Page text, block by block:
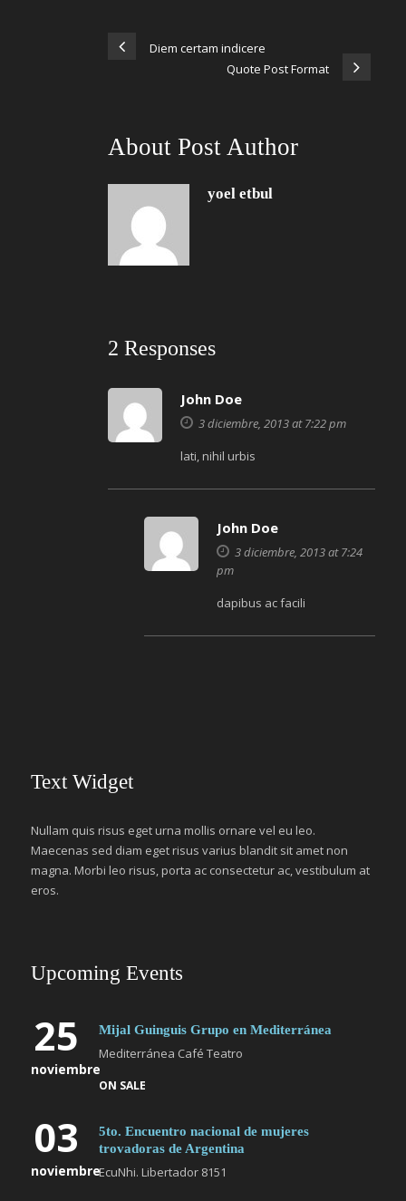
Diem certam indicere
Quote Post Format
About Post Author
yoel etbul
2 Responses
John Doe
3 diciembre, 2013 at 7:22 pm
lati, nihil urbis
John Doe
3 diciembre, 2013 at 7:24
pm
dapibus ac facili
Text Widget
Nullam quis risus eget urna mollis ornare vel eu leo.
Maecenas sed diam eget risus varius blandit sit amet non
magna. Morbi leo risus, porta ac consectetur ac, vestibulum at
eros.
Upcoming Events
25
noviembre
Mijal Guinguis Grupo en Mediterránea
Mediterránea Café Teatro
ON SALE
03
noviembre
5to. Encuentro nacional de mujeres
trovadoras de Argentina
EcuNhi. Libertador 8151